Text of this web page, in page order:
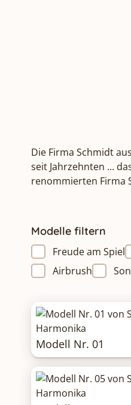
Die Firma Schmidt
seit Jahrzehnten ...
renommierten Firma
Modelle filtern
Freude am Spiel
Airbrush
Modell Nr. 01